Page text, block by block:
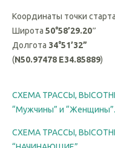
отдыха Зеленый Гай.
Координаты точки старта:
Широта
Долгота
СХЕМА ТРАССЫ,
“Мужчины” и “Женщины”.